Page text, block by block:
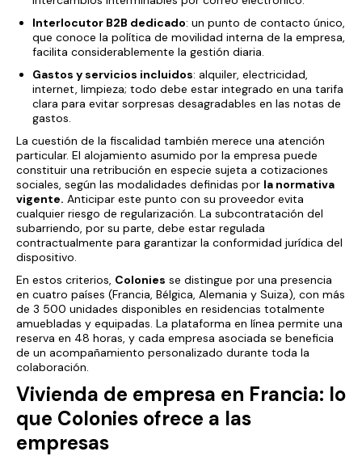
Interlocutor B2B dedicado: un punto de contacto único,
que conoce la política de movilidad interna de la empresa,
facilita considerablemente la gestión diaria.
Gastos y servicios incluidos: alquiler, electricidad,
internet, limpieza; todo debe estar integrado en una tarifa
clara para evitar sorpresas desagradables en las notas de
gastos.
La cuestión de la fiscalidad también merece una atención
particular. El alojamiento asumido por la empresa puede
constituir una retribución en especie sujeta a cotizaciones
sociales, según las modalidades definidas por la normativa
vigente. Anticipar este punto con su proveedor evita
cualquier riesgo de regularización. La subcontratación del
subarriendo, por su parte, debe estar regulada
contractualmente para garantizar la conformidad jurídica del
dispositivo.
En estos criterios, Colonies se distingue por una presencia
en cuatro países (Francia, Bélgica, Alemania y Suiza), con más
de 3 500 unidades disponibles en residencias totalmente
amuebladas y equipadas. La plataforma en línea permite una
reserva en 48 horas, y cada empresa asociada se beneficia
de un acompañamiento personalizado durante toda la
colaboración.
Vivienda de empresa en Francia: lo
que Colonies ofrece a las
empresas